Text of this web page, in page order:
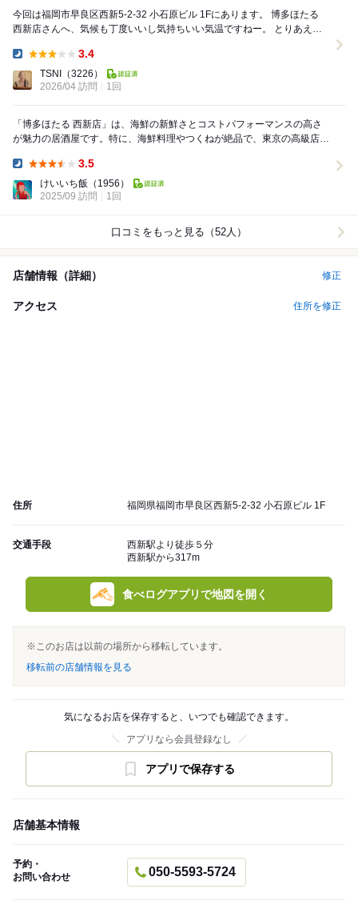
今回は福岡市早良区西新5-2-32 小石原ビル 1Fにあります。 博多ほたる
西新店さんへ、気候も丁度いいし気持ちいい気温ですねー。 とりあえ
3.4
TSNI
（3226）
2026/04 訪問
1回
「博多ほたる 西新店」は、海鮮の新鮮さとコストパフォーマンスの高さ
が魅力の居酒屋です。特に、海鮮料理やつくねが絶品で、東京の高級店と
3.5
けいいち飯 （1956）
2025/09 訪問
1回
口コミをもっと見る（52人）
店舗情報（詳細） 修正
アクセス 住所を修正
住所 福岡県福岡市早良区西新5-2-32 小石原ビル 1F
交通手段
西新駅より徒歩５分
西新駅から317m
食べログアプリで地図を開く
※このお店は以前の場所から移転しています。
移転前の店舗情報を見る
気になるお店を保存すると、いつでも確認できます。
アプリなら会員登録なし
アプリで保存する
店舗基本情報
予約・
お問い合わせ
050-5593-5724